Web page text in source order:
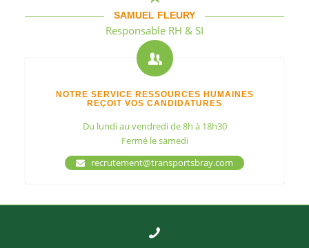
SAMUEL FLEURY
Responsable RH & SI
NOTRE SERVICE RESSOURCES HUMAINES
REÇOIT VOS CANDIDATURES
Du lundi au vendredi de 8h à 18h30
Fermé le samedi
recrutement@transportsbray.com